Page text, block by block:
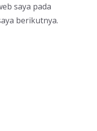
saya pada
berikutnya.